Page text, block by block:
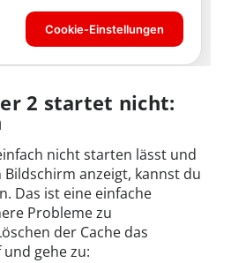
2 startet nicht:
nicht starten lässt und
anzeigt, kannst du
Das ist eine einfache
Probleme zu
der Cache das
gehe zu: